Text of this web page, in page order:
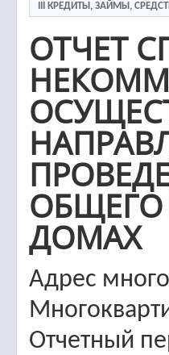
III КРЕДИТЫ, ЗАЙМЫ,
ОТЧЕТ
ДОМАХ
Адрес
Отчетный